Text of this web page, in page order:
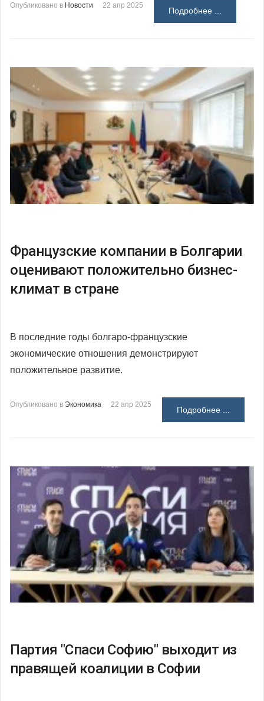
Опубликовано в Новости 22 апр 2025
Подробнее ...
Французские компании в Болгарии
оценивают положительно бизнес-
климат в стране
В последние годы болгаро-французские
экономические отношения демонстрируют
положительное развитие.
Опубликовано в Экономика 22 апр 2025
Подробнее ...
Партия "Спаси Софию" выходит из
правящей коалиции в Софии